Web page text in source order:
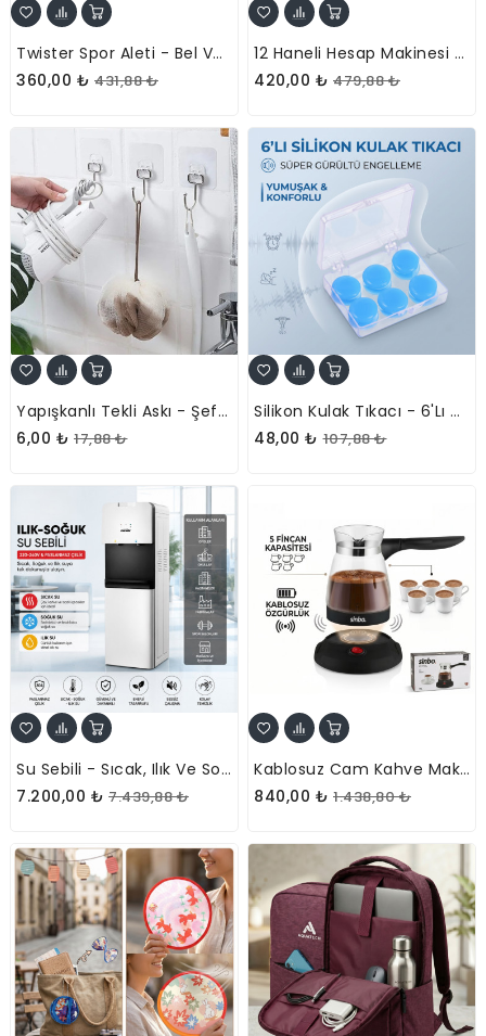
Twister Spor Aleti - Bel Ve Karın Sıkılaştırıcı - Direnç Lastikli Masaj Diski
360,00 ₺ 431,88 ₺
12 Haneli Hesap Makinesi - LCD Yazı Tahtalı - Dijital Kalemli
420,00 ₺ 479,88 ₺
Yapışkanlı Tekli Askı - Şeffaf - Demir Uçlu
6,00 ₺ 17,88 ₺
Silikon Kulak Tıkacı - 6'lı Özel Kutulu - Su Geçirmez Ve Gürültü Önleyici
48,00 ₺ 107,88 ₺
Su Sebili - Sıcak, Ilık Ve Soğuk Su Seçenekli - Üstten Yüklemeli
7.200,00 ₺ 7.439,88 ₺
Kablosuz Cam Kahve Makinesi - 5 Fincan Kapasiteli - 500 Ml.
840,00 ₺ 1.438,80 ₺